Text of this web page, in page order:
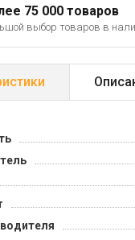
75 000 товаров
выбор товаров в